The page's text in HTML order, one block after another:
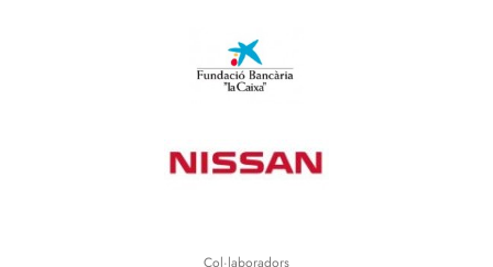
Col·laboradors